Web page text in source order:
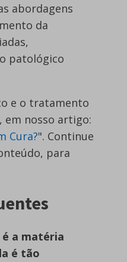
abordagens
da
patológico
e o tratamento
em nosso artigo:
Cura?". Continue
para
a matéria
é tão